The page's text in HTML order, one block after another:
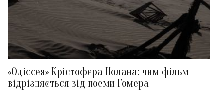
«Одіссея» Крістофера Нолана: чим фільм
відрізняється від поеми Гомера